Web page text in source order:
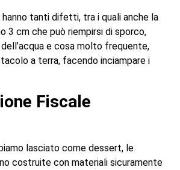
hanno tanti difetti, tra i quali anche la
3 cm che può riempirsi di sporco,
e cosa molto frequente,
a terra, facendo inciampare i
Fiscale
lasciato come dessert, le
costruite con materiali sicuramente